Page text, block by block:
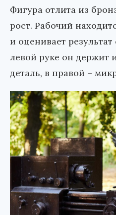
Фигура отлита из
рост. Рабочий
и оценивает
левой руке он держит
деталь, в правой –